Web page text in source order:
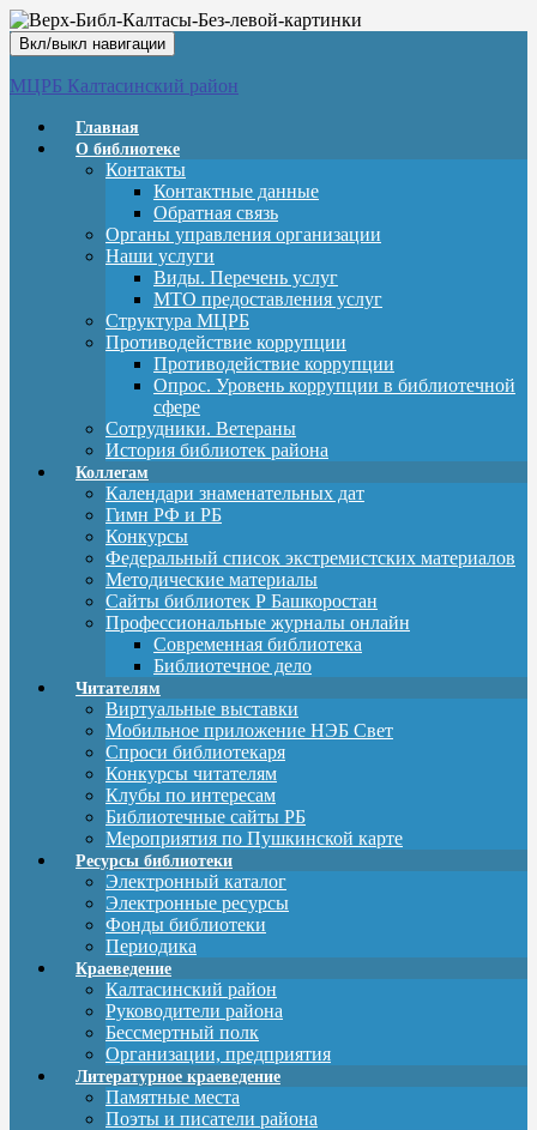
Вкл/выкл навигации
МЦРБ Калтасинский район
Главная
О библиотеке
Контакты
Контактные данные
Обратная связь
Органы управления организации
Наши услуги
Виды. Перечень услуг
МТО предоставления услуг
Структура МЦРБ
Противодействие коррупции
Противодействие коррупции
Опрос. Уровень коррупции в библиотечной
сфере
Сотрудники. Ветераны
История библиотек района
Коллегам
Календари знаменательных дат
Гимн РФ и РБ
Конкурсы
Федеральный список экстремистских материалов
Методические материалы
Сайты библиотек Р Башкоростан
Профессиональные журналы онлайн
Современная библиотека
Библиотечное дело
Читателям
Виртуальные выставки
Мобильное приложение НЭБ Свет
Спроси библиотекаря
Конкурсы читателям
Клубы по интересам
Библиотечные сайты РБ
Мероприятия по Пушкинской карте
Ресурсы библиотеки
Электронный каталог
Электронные ресурсы
Фонды библиотеки
Периодика
Краеведение
Калтасинский район
Руководители района
Бессмертный полк
Организации, предприятия
Литературное краеведение
Памятные места
Поэты и писатели района